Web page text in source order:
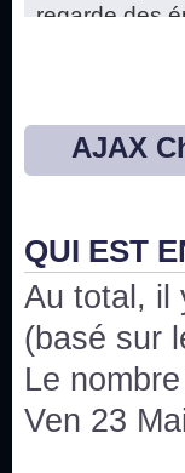
regarde des
Bon, 2020,
issus des
Bonne année
Bonne année
Joyeux Noël !
AJAX
QUI EST
Au total, il
(basé sur
Le
Ven 23